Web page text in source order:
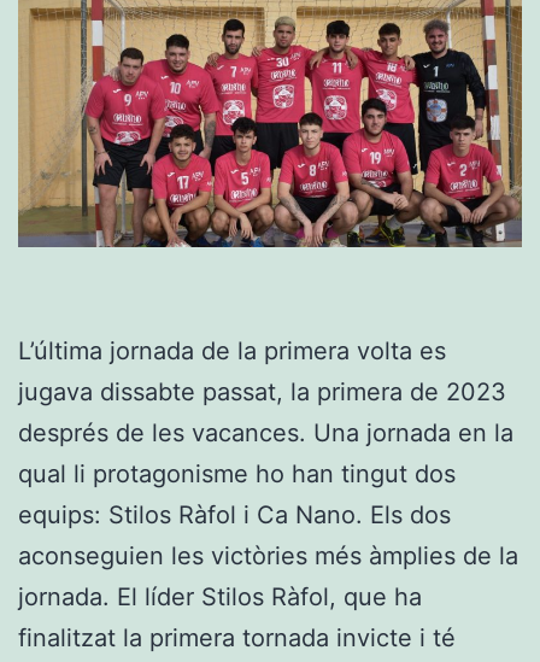
L’última jornada de la primera volta es
jugava dissabte passat, la primera de 2023
després de les vacances. Una jornada en la
qual li protagonisme ho han tingut dos
equips: Stilos Ràfol i Ca Nano. Els dos
aconseguien les victòries més àmplies de la
jornada. El líder Stilos Ràfol, que ha
finalitzat la primera tornada invicte i té